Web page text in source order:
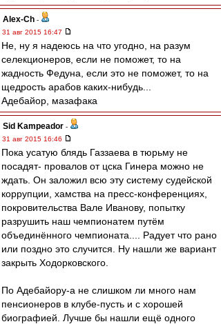
Alex-Ch -
31 авг 2015 16:47
Не, ну я надеюсь на что угодно, на разум
селекционеров, если не поможет, то на
жадность Федуна, если это не поможет, то на
щедрость арабов каких-нибудь...
Адебайор, мазафака
Sid Kampeador -
31 авг 2015 16:46
Пока усатую блядь Газзаева в тюрьму не
посадят- провалов от цска Гинера можно не
ждать. Он заложил всю эту систему судейской
коррупции, хамства на пресс-конференциях,
покровительства Вале Иванову, попытку
разрушить наш чемпионатем путём
объединённого чемпионата.... Радует что рано
или поздно это случится. Ну нашли же вариант
закрыть Ходорковского.
По Адебайору-а не слишком ли много нам
пенсионеров в клубе-пусть и с хорошей
биографией. Лучше бы нашли ещё одного